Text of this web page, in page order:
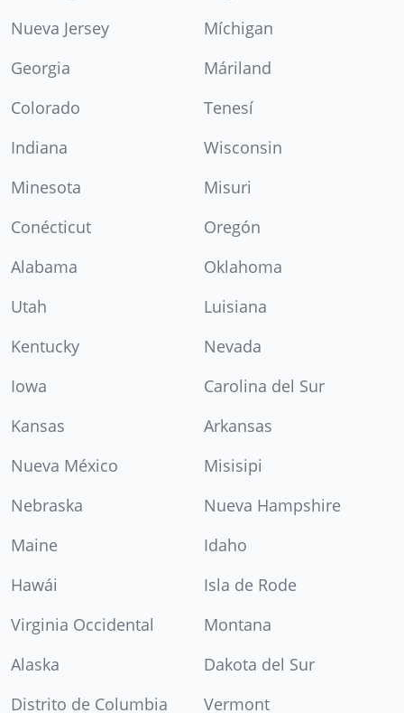
Nueva Jersey
Míchigan
Georgia
Máriland
Colorado
Tenesí
Indiana
Wisconsin
Minesota
Misuri
Conécticut
Oregón
Alabama
Oklahoma
Utah
Luisiana
Kentucky
Nevada
Iowa
Carolina del Sur
Kansas
Arkansas
Nueva México
Misisipi
Nebraska
Nueva Hampshire
Maine
Idaho
Hawái
Isla de Rode
Virginia Occidental
Montana
Alaska
Dakota del Sur
Distrito de Columbia
Vermont